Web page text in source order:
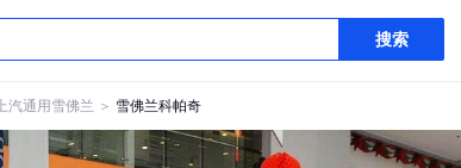
搜索
上汽通用雪佛兰 ＞ 雪佛兰科帕奇